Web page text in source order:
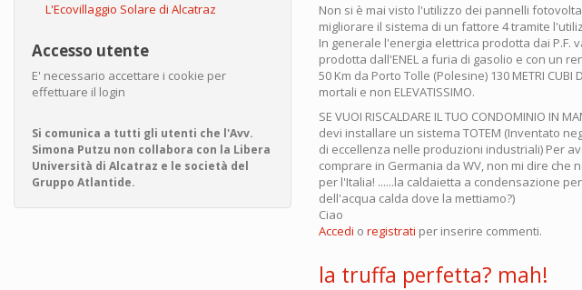
L'Ecovillaggio Solare di Alcatraz
Accesso utente
E' necessario accettare i cookie per
effettuare il login
Si comunica a tutti gli utenti che l'Avv.
Simona Putzu non collabora con la Libera
Università di Alcatraz e le società del
Gruppo Atlantide.
Non si è mai visto l'utilizzo dei pannelli
migliorare il sistema di un fattore 4 tramite
In generale l'energia elettrica prodotta dai
prodotta dall'ENEL a furia di gasolio e con un
50 Km da Porto Tolle (Polesine) 130 METRI CUBI
mortali e non ELEVATISSIMO.
SE VUOI RISCALDARE IL TUO CONDOMINIO IN
devi installare un sistema TOTEM (Inventato
di eccellenza nelle produzioni industriali) Per
comprare in Germania da WV, non mi dire che
per l'Italia! ......la caldaietta a condensazione
dell'acqua calda dove la mettiamo?)
Ciao
Accedi o registrati per inserire commenti.
la truffa perfetta? mah!